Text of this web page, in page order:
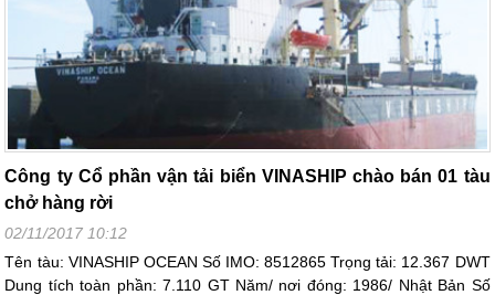
Công ty Cổ phần vận tải biển VINASHIP chào bán 01 tàu
chở hàng rời
02/11/2017 10:12
Tên tàu: VINASHIP OCEAN Số IMO: 8512865 Trọng tải: 12.367 DWT
Dung tích toàn phần: 7.110 GT Năm/ nơi đóng: 1986/ Nhật Bản Số